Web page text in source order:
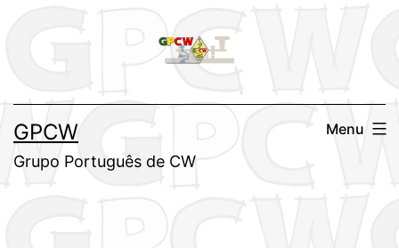
conteúdo
GPCW
Grupo Português de CW
Menu